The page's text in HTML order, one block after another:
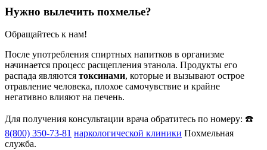
Нужно вылечить похмелье?
Обращайтесь к нам!
После употребления спиртных напитков в организме
начинается процесс расщепления этанола. Продукты его
распада являются токсинами, которые и вызывают острое
отравление человека, плохое самочувствие и крайне
негативно влияют на печень.
Для получения консультации врача обратитесь по номеру: ☎️
8(800) 350-73-81 наркологической клиники Похмельная
служба.